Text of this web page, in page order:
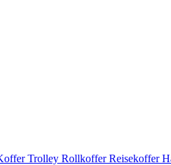
Trolley Rollkoffer Reisekoffer